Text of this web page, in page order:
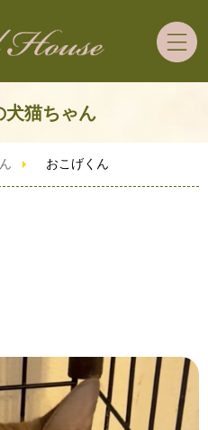
ム
犬猫ちゃん
ログ
犬猫ちゃん
おこげくん